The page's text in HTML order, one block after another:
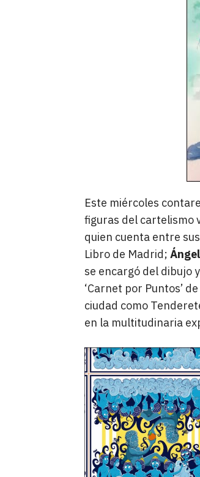
Este miércoles
figuras del cartelismo
quien cuenta entre
Libro de Madrid;
se encargó del dibujo
‘Carnet por Puntos’
ciudad como
en la multitudinaria